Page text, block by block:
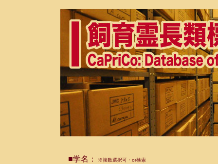
■学名： ※複数選択可・or検索